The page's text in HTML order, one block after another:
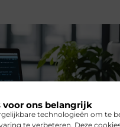
voor ons belangrijk
technologieën om te
te verbeteren. Deze